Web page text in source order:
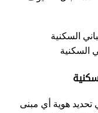
السكنية
تحديد هوية أي مبنى